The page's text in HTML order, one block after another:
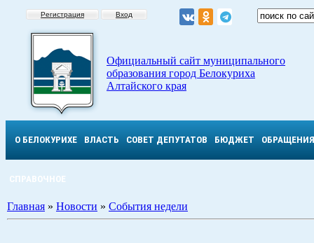
Регистрация Вход
Официальный сайт муниципального
образования город Белокуриха
Алтайского края
О БЕЛОКУРИХЕ ВЛАСТЬ СОВЕТ ДЕПУТАТОВ БЮДЖЕТ ОБРАЩЕНИЯ
СПРАВОЧНОЕ
Главная » Новости » События недели